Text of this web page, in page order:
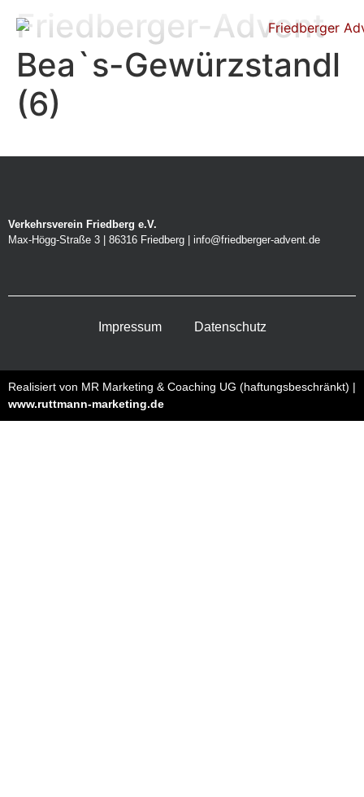
Friedberger-Advent-
Bea`s-Gewürzstandl
(6)
Verkehrsverein Friedberg e.V.
Max-Högg-Straße 3 | 86316 Friedberg | info@friedberger-advent.de
Impressum Datenschutz
Realisiert von MR Marketing & Coaching UG (haftungsbeschränkt) |
www.ruttmann-marketing.de